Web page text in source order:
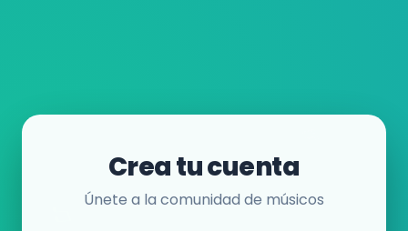
Crea tu cuenta
Únete a la comunidad de músicos